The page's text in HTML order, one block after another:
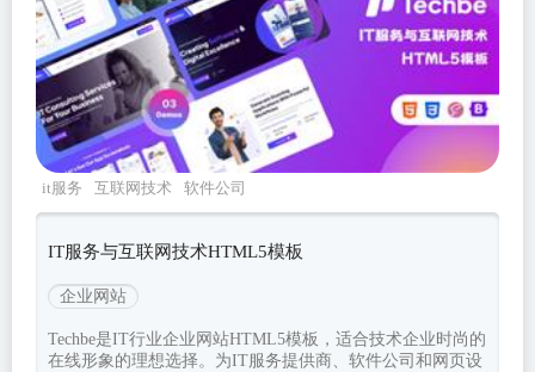
it服务 互联网技术
软件公司
techbe
Bootstrapv500
IT服务与互联网技术HTML5模板
企业网站
Techbe是IT行业企业网站HTML5模板，适合技术企业时尚的
在线形象的理想选择。为IT服务提供商、软件公司和网页设